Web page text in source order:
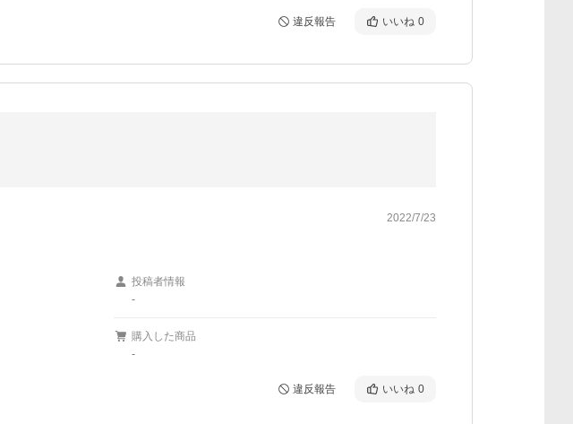
違反報告 いいね 0
2022/7/23
投稿者情報
-
購入した商品
-
違反報告 いいね 0